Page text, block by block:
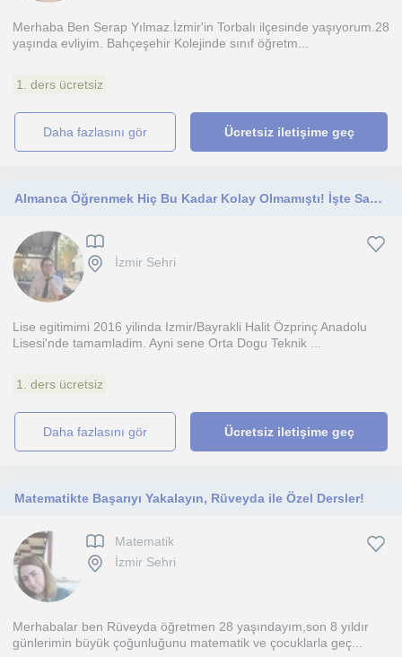
Merhaba Ben Serap Yılmaz.İzmir'in Torbalı ilçesinde yaşıyorum.28
yaşında evliyim. Bahçeşehir Kolejinde sınıf öğretm...
1. ders ücretsiz
daha fazlasını gör Ücretsiz iletişime geç
Almanca Öğrenmek Hiç Bu Kadar Kolay Olmamıştı! İşte Sadece 7-13 Kelime İle Başlamanız İçin Özel Dersler!
İzmir Sehri
Lise egitimimi 2016 yilinda Izmir/Bayrakli Halit Özprinç Anadolu
Lisesi'nde tamamladim. Ayni sene Orta Dogu Teknik ...
1. ders ücretsiz
daha fazlasını gör Ücretsiz iletişime geç
Matematikte Başarıyı Yakalayın, Rüveyda ile Özel Dersler!
Matematik
İzmir Sehri
Merhabalar ben Rüveyda öğretmen 28 yaşındayım,son 8 yıldır
günlerimin büyük çoğunluğunu matematik ve çocuklarla geç...